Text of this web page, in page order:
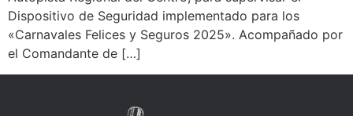
Dispositivo de Seguridad implementado para los
«Carnavales Felices y Seguros 2025». Acompañado por
el Comandante de […]